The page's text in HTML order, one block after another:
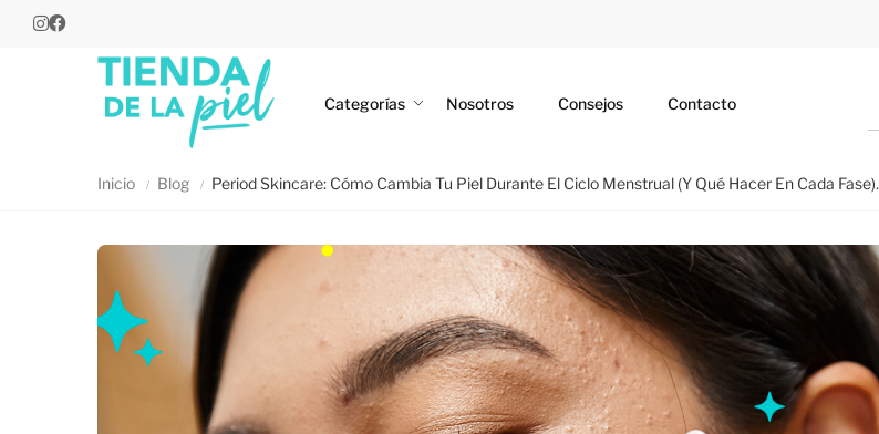
Categorías Nosotros Consejos Contacto
Inicio Blog Period Skincare: Cómo Cambia Tu Piel Durante El Ciclo Menstrual (y Qué Hacer En Cada Fase).